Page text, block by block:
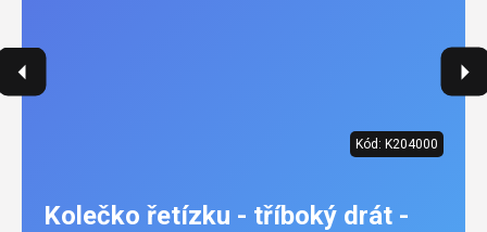
Kód: K204000
Kolečko řetízku - tříboký drát -